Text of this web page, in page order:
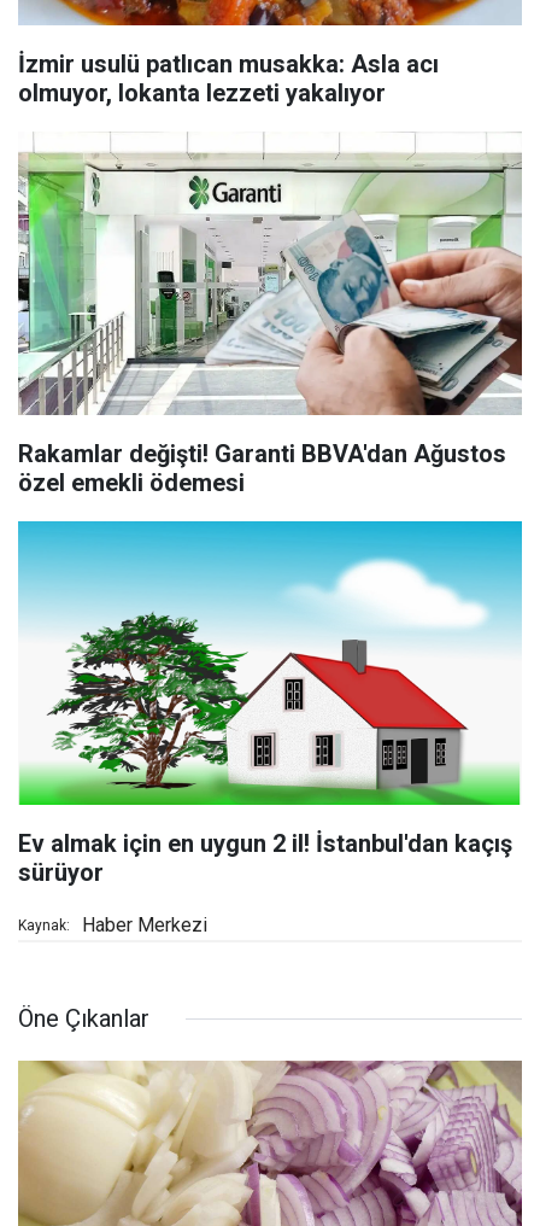
İzmir usulü patlıcan musakka: Asla acı
olmuyor, lokanta lezzeti yakalıyor
Rakamlar değişti! Garanti BBVA'dan Ağustos
özel emekli ödemesi
Ev almak için en uygun 2 il! İstanbul'dan kaçış
sürüyor
Kaynak: Haber Merkezi
Öne Çıkanlar